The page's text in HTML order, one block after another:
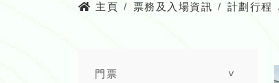
主頁 票務及入場資訊 計劃行程
門票 ˅